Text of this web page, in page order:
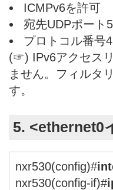
ICMPv6を許可
宛先UDPポート
プロトコル番号
(☞) IPv6アクセス
ません。フィルタ
す。
5. <ethernet0
nxr530(config)#
nxr530(config-if)#